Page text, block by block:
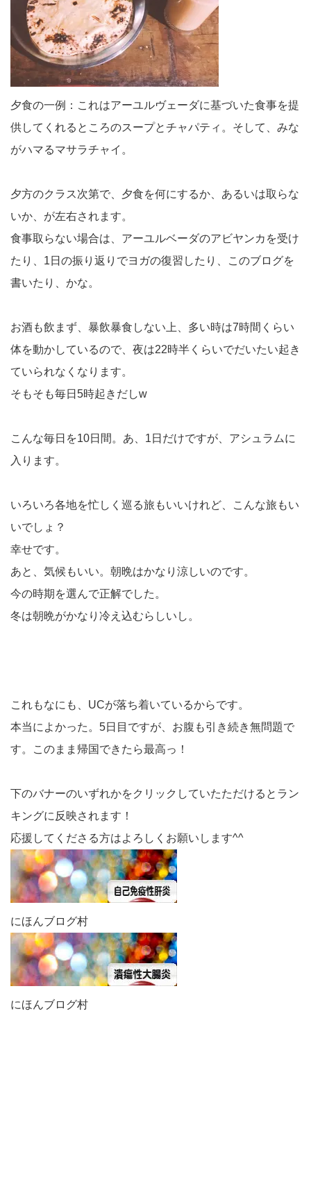
夕食の一例：これはアーユルヴェーダに基づいた食事を提
供してくれるところのスープとチャパティ。そして、みな
がハマるマサラチャイ。
夕方のクラス次第で、夕食を何にするか、あるいは取らな
いか、が左右されます。
食事取らない場合は、アーユルベーダのアビヤンカを受け
たり、1日の振り返りでヨガの復習したり、このブログを
書いたり、かな。
お酒も飲まず、暴飲暴食しない上、多い時は7時間くらい
体を動かしているので、夜は22時半くらいでだいたい起き
ていられなくなります。
そもそも毎日5時起きだしw
こんな毎日を10日間。あ、1日だけですが、アシュラムに
入ります。
いろいろ各地を忙しく巡る旅もいいけれど、こんな旅もい
いでしょ？
幸せです。
あと、気候もいい。朝晩はかなり涼しいのです。
今の時期を選んで正解でした。
冬は朝晩がかなり冷え込むらしいし。
これもなにも、UCが落ち着いているからです。
本当によかった。5日目ですが、お腹も引き続き無問題で
す。このまま帰国できたら最高っ！
下のバナーのいずれかをクリックしていたただけるとラン
キングに反映されます！
応援してくださる方はよろしくお願いします^^
にほんブログ村
にほんブログ村